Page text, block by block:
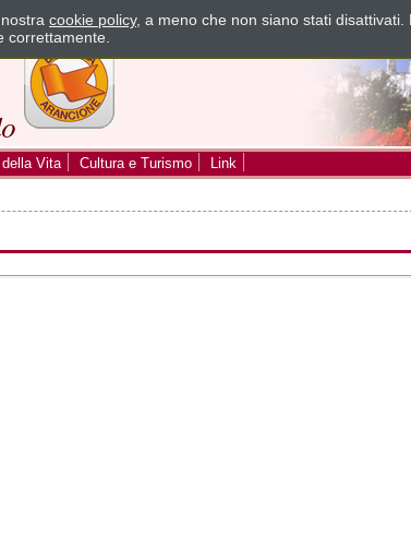
Vita Cultura e Turismo Link
cookie policy, a meno che non siano stati disattivati.
correttamente.